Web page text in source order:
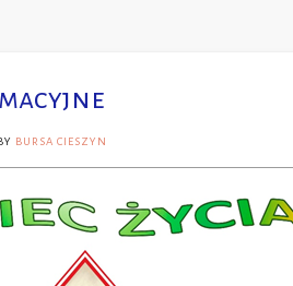
BURSA CIESZYN